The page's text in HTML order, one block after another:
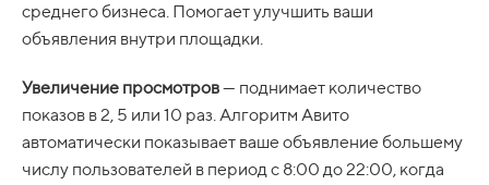
среднего бизнеса. Помогает улучшить ваши
объявления внутри площадки.
Увеличение просмотров— поднимает количество
показов в 2, 5 или 10 раз. Алгоритм Авито
автоматически показывает ваше объявление большему
числу пользователей в период с 8:00 до 22:00, когда